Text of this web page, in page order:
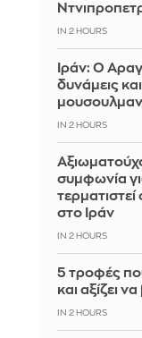
IN 2 HOURS
Ιράν: Ο
δυνάμεις
IN 2 HOURS
συμφωνία
στο Ιράν
IN 2 HOURS
5 τροφές
και αξίζει
IN 2 HOURS